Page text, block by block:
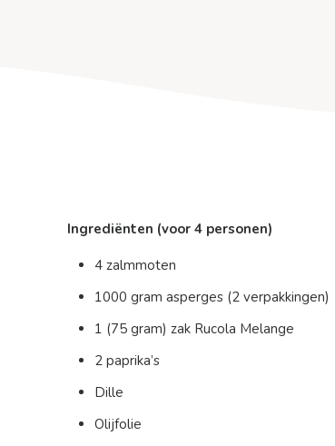
Ingrediënten (voor 4 personen)
4 zalmmoten
1000 gram asperges (2 verpakkingen)
1 (75 gram) zak Rucola Melange
2 paprika’s
Dille
Olijfolie